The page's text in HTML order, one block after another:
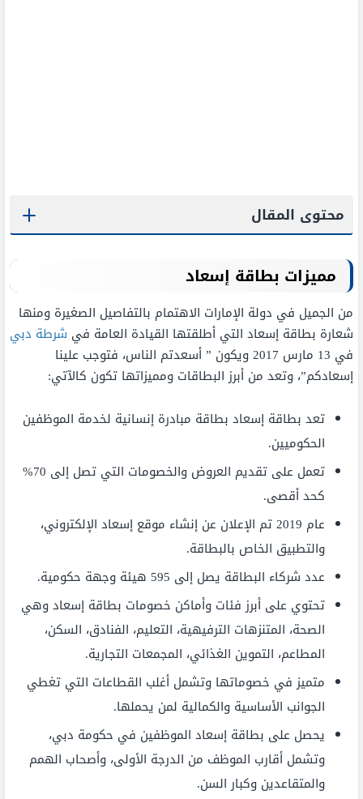
محتوى المقال
مميزات بطاقة إسعاد
من الجميل في دولة الإمارات الاهتمام بالتفاصيل الصغيرة ومنها
شعارة بطاقة إسعاد التي أطلقتها القيادة العامة في شرطة دبي
في 13 مارس 2017 ويكون ” أسعدتم الناس، فتوجب علينا
إسعادكم”، وتعد من أبرز البطاقات ومميزاتها تكون كالآتي:
تعد بطاقة إسعاد بطاقة مبادرة إنسانية لخدمة الموظفين
الحكوميين.
تعمل على تقديم العروض والخصومات التي تصل إلى 70%
كحد أقصى.
عام 2019 تم الإعلان عن إنشاء موقع إسعاد الإلكتروني،
والتطبيق الخاص بالبطاقة.
عدد شركاء البطاقة يصل إلى 595 هيئة وجهة حكومية.
تحتوي على أبرز فئات وأماكن خصومات بطاقة إسعاد وهي
الصحة، المتنزهات الترفيهية، التعليم، الفنادق، السكن،
المطاعم، التموين الغذائي، المجمعات التجارية.
متميز في خصوماتها وتشمل أغلب القطاعات التي تغطي
الجوانب الأساسية والكمالية لمن يحملها.
يحصل على بطاقة إسعاد الموظفين في حكومة دبي،
وتشمل أقارب الموظف من الدرجة الأولى، وأصحاب الهمم
والمتقاعدين وكبار السن.